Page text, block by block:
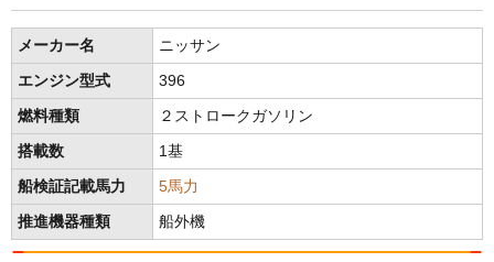
メーカー名 ニッサン
エンジン型式 396
燃料種類 ２ストロークガソリン
搭載数 1基
船検証記載馬力 5馬力
推進機器種類 船外機